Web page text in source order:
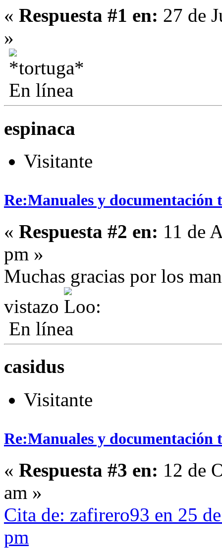
« Respuesta #1 en: 27 de
»
En línea
espinaca
Visitante
Re:Manuales y documentación
« Respuesta #2 en: 11 de
pm »
Muchas gracias por los
vistazo
En línea
casidus
Visitante
Re:Manuales y documentación
« Respuesta #3 en: 12 de
am »
Cita de: zafirero93 en 25
pm